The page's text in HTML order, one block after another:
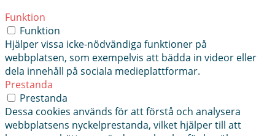
Funktion
Funktion
Hjälper vissa icke-nödvändiga funktioner på
webbplatsen, som exempelvis att bädda in videor eller
dela innehåll på sociala medieplattformar.
Prestanda
Prestanda
Dessa cookies används för att förstå och analysera
webbplatsens nyckelprestanda, vilket hjälper till att